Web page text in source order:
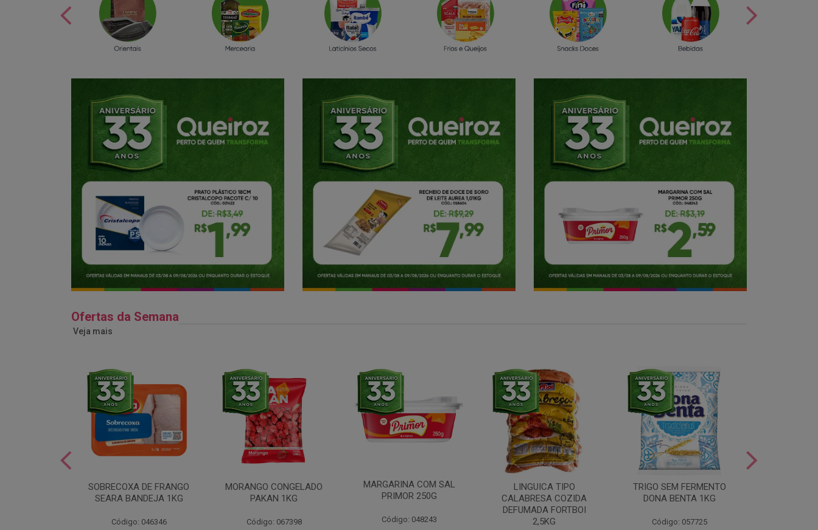
Ofertas da Semana
Veja mais
SOBRECOXA DE FRANGO
SEARA BANDEJA 1KG
Código: 046346
MORANGO CONGELADO
PAKAN 1KG
Código: 067398
MARGARINA COM SAL
PRIMOR 250G
Código: 048243
LINGUICA TIPO
CALABRESA COZIDA
DEFUMADA FORTBOI
2,5KG
TRIGO SEM FERMENTO
DONA BENTA 1KG
Código: 057725